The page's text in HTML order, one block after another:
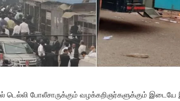
டெல்லி போலீசாருக்கும் வழக்கறிஞர்களுக்கும்